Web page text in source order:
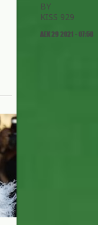
BY
KISS 929
ΔΕΚ 29 2021 - 07:58